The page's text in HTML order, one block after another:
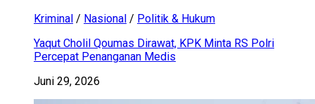
Kriminal / Nasional / Politik & Hukum
Yaqut Cholil Qoumas Dirawat, KPK Minta RS Polri
Percepat Penanganan Medis
Juni 29, 2026